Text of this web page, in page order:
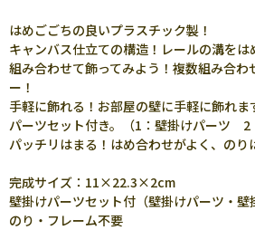
はめごごちの良いプラスチック製！
キャンバス仕立ての構造！レールの溝をは
組み合わせて飾ってみよう！複数組み合わ
ー！
手軽に飾れる！お部屋の壁に手軽に飾れ
パーツセット付き。（1：壁掛けパーツ 2
パッチリはまる！はめ合わせがよく、のり
完成サイズ：11×22.3×2cm
壁掛けパーツセット付（壁掛けパーツ・壁
のり・フレーム不要